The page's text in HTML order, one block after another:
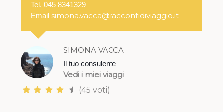
Tel. 045 8341329
Email simona.vacca@raccontidiviaggio.it
SIMONA VACCA
Il tuo consulente
Vedi i miei viaggi
(45 voti)